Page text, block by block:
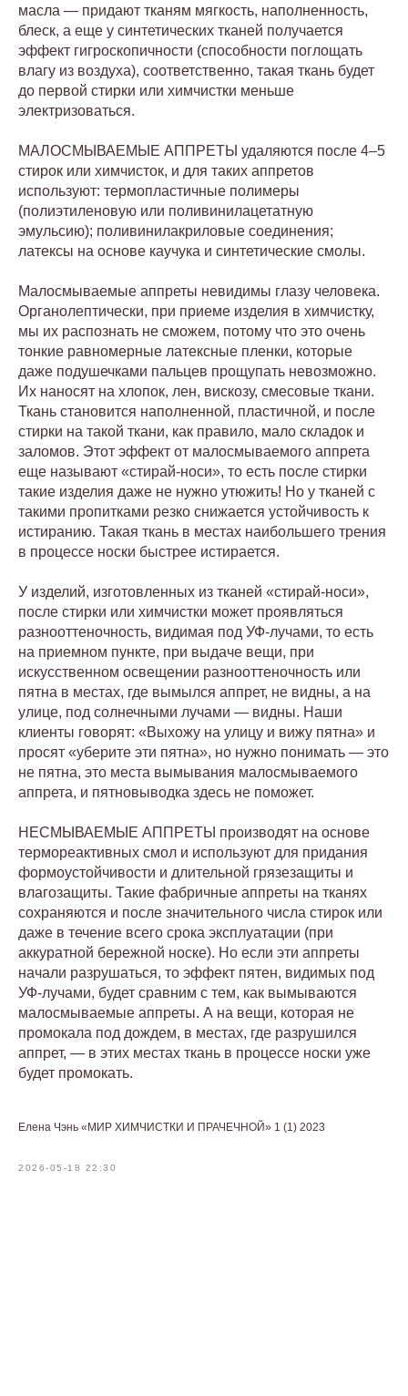
масла — придают тканям мягкость, наполненность,
блеск, а еще у синтетических тканей получается
эффект гигроскопичности (способности поглощать
влагу из воздуха), соответственно, такая ткань будет
до первой стирки или химчистки меньше
электризоваться.
МАЛОСМЫВАЕМЫЕ АППРЕТЫ удаляются после 4–5
стирок или химчисток, и для таких аппретов
используют: термопластичные полимеры
(полиэтиленовую или поливинилацетатную
эмульсию); поливинилакриловые соединения;
латексы на основе каучука и синтетические смолы.
Малосмываемые аппреты невидимы глазу человека.
Органолептически, при приеме изделия в химчистку,
мы их распознать не сможем, потому что это очень
тонкие равномерные латексные пленки, которые
даже подушечками пальцев прощупать невозможно.
Их наносят на хлопок, лен, вискозу, смесовые ткани.
Ткань становится наполненной, пластичной, и после
стирки на такой ткани, как правило, мало складок и
заломов. Этот эффект от малосмываемого аппрета
еще называют «стирай-носи», то есть после стирки
такие изделия даже не нужно утюжить! Но у тканей с
такими пропитками резко снижается устойчивость к
истиранию. Такая ткань в местах наибольшего трения
в процессе носки быстрее истирается.
У изделий, изготовленных из тканей «стирай-носи»,
после стирки или химчистки может проявляться
разнооттеночность, видимая под УФ-лучами, то есть
на приемном пункте, при выдаче вещи, при
искусственном освещении разнооттеночность или
пятна в местах, где вымылся аппрет, не видны, а на
улице, под солнечными лучами — видны. Наши
клиенты говорят: «Выхожу на улицу и вижу пятна» и
просят «уберите эти пятна», но нужно понимать — это
не пятна, это места вымывания малосмываемого
аппрета, и пятновыводка здесь не поможет.
НЕСМЫВАЕМЫЕ АППРЕТЫ производят на основе
термореактивных смол и используют для придания
формоустойчивости и длительной грязезащиты и
влагозащиты. Такие фабричные аппреты на тканях
сохраняются и после значительного числа стирок или
даже в течение всего срока эксплуатации (при
аккуратной бережной носке). Но если эти аппреты
начали разрушаться, то эффект пятен, видимых под
УФ-лучами, будет сравним с тем, как вымываются
малосмываемые аппреты. А на вещи, которая не
промокала под дождем, в местах, где разрушился
аппрет, — в этих местах ткань в процессе носки уже
будет промокать.
Елена Чэнь «МИР ХИМЧИСТКИ И ПРАЧЕЧНОЙ» 1 (1) 2023
2026-05-18 22:30